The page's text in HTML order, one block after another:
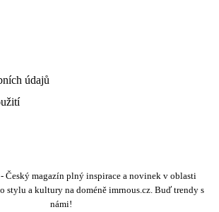
údajů
Český magazín plný inspirace a novinek v oblasti
stylu a kultury na doméně imrnous.cz. Buď trendy s
námi!